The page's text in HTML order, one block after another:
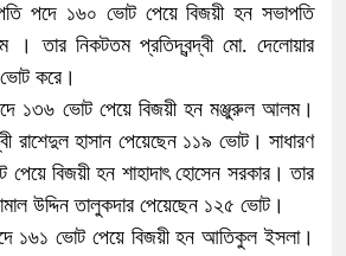
পদে ১৬০ ভোট পেয়ে বিজয়ী হন সভাপতি
। তার নিকটতম প্রতিদ্বন্দ্বী মো. দেলোয়ার
করে।
১৩৬ ভোট পেয়ে বিজয়ী হন মঞ্জুরুল আলম।
রাশেদুল হাসান পেয়েছেন ১১৯ ভোট। সাধারণ
বিজয়ী হন শাহাদাৎ হোসেন সরকার। তার
উদ্দিন তালুকদার পেয়েছেন ১২৫ ভোট।
১৬১ ভোট পেয়ে বিজয়ী হন আতিকুল ইসলা।